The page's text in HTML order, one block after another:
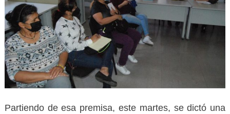
Partiendo de esa premisa, este martes, se dictó una